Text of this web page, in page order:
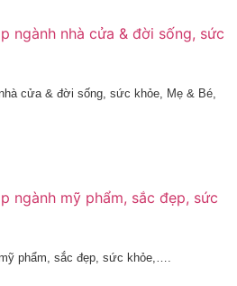
cửa & đời sống, sức khỏe, Mẹ & Bé,
phẩm, sắc đẹp, sức khỏe,….